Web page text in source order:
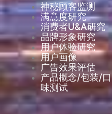
神秘顾客监测
满意度研究
消费者U&A研究
品牌形象研究
用户体验研究
用户画像
广告效果评估
产品概念/包装/口
味测试